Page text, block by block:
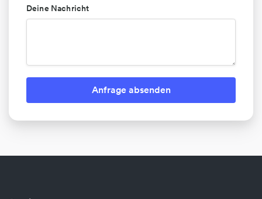
Deine Nachricht